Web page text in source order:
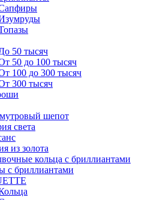
50 тысяч
50 до 100 тысяч
100 до 300 тысяч
300 тысяч
шепот
света
из золота
кольца с бриллиантами
с бриллиантами